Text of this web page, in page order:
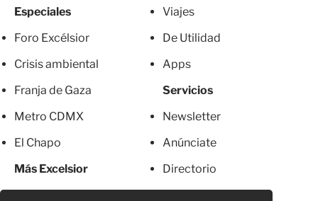
Especiales
Foro Excélsior
Crisis ambiental
Franja de Gaza
Metro CDMX
El Chapo
Más Excelsior
Viajes
De Utilidad
Apps
Servicios
Newsletter
Anúnciate
Directorio